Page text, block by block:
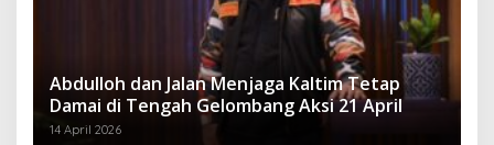
Abdulloh dan Jalan Menjaga Kaltim Tetap
Damai di Tengah Gelombang Aksi 21 April
14 April 2026